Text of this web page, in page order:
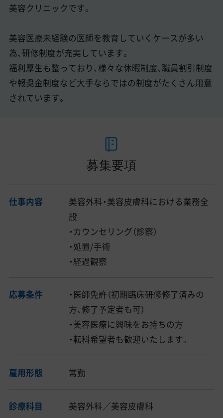
美容クリニックです。
美容医療未経験の医師を教育していくケースが多い
為、研修制度が充実しています。
福利厚生も整っており、様々な休暇制度、職員割引制度
や報奨金制度など大手ならではの制度がたくさん用意
されています。
募集要項
仕事内容
美容外科・美容皮膚科における業務全
般
・カウンセリング（診察）
・処置/手術
・経過観察
応募条件
・医師免許（初期臨床研修修了済みの
方、修了予定者も可）
・美容医療に興味をお持ちの方
・転科希望者も歓迎いたします。
雇用形態 常勤
診療科目 美容外科／美容皮膚科